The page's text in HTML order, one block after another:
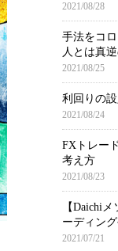
2021/08/28
手法をコ
人とは真
2021/08/25
利回りの
2021/08/24
FXトレー
考え方
2021/08/23
【Daichi
ーディン
2021/07/21